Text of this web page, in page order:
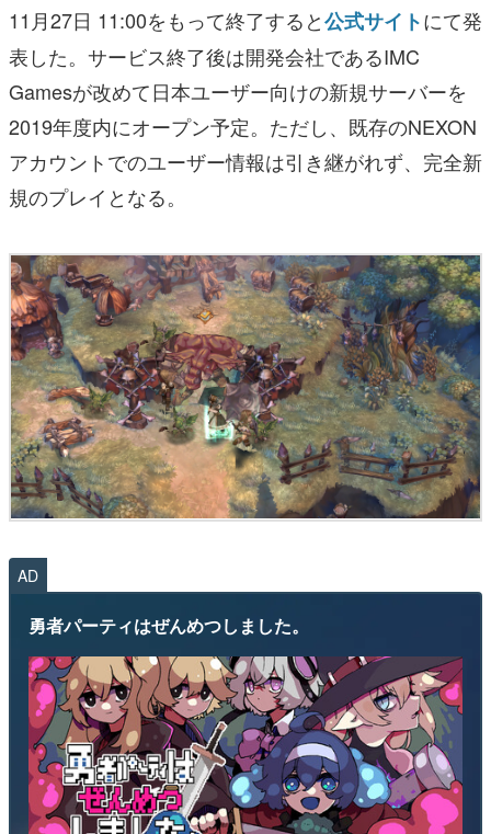
その他
電ファミニコゲーマーとは？
運営：株式会社マレ
11月27日 11:00をもって終了すると公式サイトにて発
表した。サービス終了後は開発会社であるIMC
Gamesが改めて日本ユーザー向けの新規サーバーを
2019年度内にオープン予定。ただし、既存のNEXON
アカウントでのユーザー情報は引き継がれず、完全新
規のプレイとなる。
AD
勇者パーティはぜんめつしました。